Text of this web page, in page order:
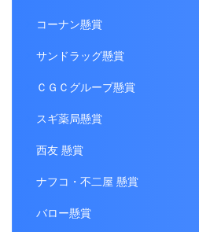
コーナン懸賞
サンドラッグ懸賞
ＣＧＣグループ懸賞
スギ薬局懸賞
西友 懸賞
ナフコ・不二屋 懸賞
バロー懸賞